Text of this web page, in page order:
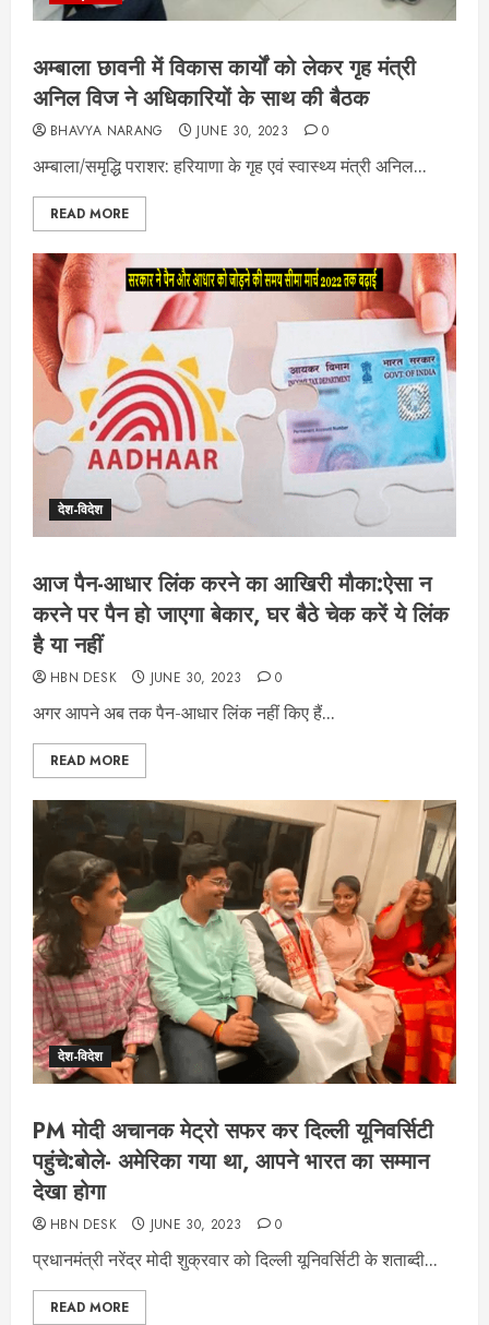
अम्बाला छावनी में विकास कार्यों को लेकर गृह मंत्री
अनिल विज ने अधिकारियों के साथ की बैठक
BHAVYA NARANG JUNE 30, 2023 0
अम्बाला/समृद्धि पराशर: हरियाणा के गृह एवं स्वास्थ्य मंत्री अनिल...
READ MORE
देश-विदेश
आज पैन-आधार लिंक करने का आखिरी मौका:ऐसा न
करने पर पैन हो जाएगा बेकार, घर बैठे चेक करें ये लिंक
है या नहीं
HBN DESK JUNE 30, 2023 0
अगर आपने अब तक पैन-आधार लिंक नहीं किए हैं...
READ MORE
देश-विदेश
PM मोदी अचानक मेट्रो सफर कर दिल्ली यूनिवर्सिटी
पहुंचे:बोले- अमेरिका गया था, आपने भारत का सम्मान
देखा होगा
HBN DESK JUNE 30, 2023 0
प्रधानमंत्री नरेंद्र मोदी शुक्रवार को दिल्ली यूनिवर्सिटी के शताब्दी...
READ MORE